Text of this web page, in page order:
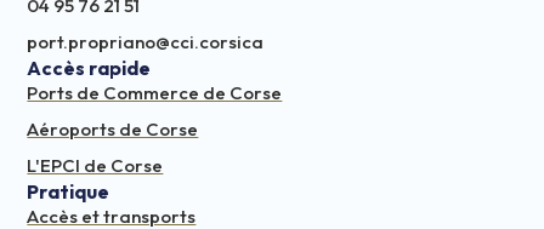
04 95 76 21 51
port.propriano@cci.corsica
Accès rapide
Ports de Commerce de Corse
Aéroports de Corse
L'EPCI de Corse
Pratique
Accès et transports